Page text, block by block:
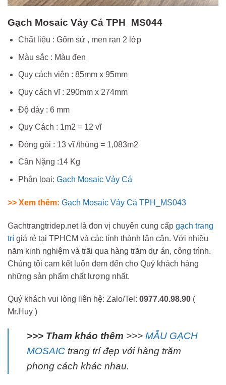
Gạch Mosaic Vảy Cá TPH_MS044
Chất liệu : Gốm sứ , men rạn 2 lớp
Màu sắc : Màu đen
Quy cách viên : 85mm x 95mm
Quy cách vĩ : 290mm x 274mm
Độ dày : 6 mm
Quy Cách : 1m2 = 12 vĩ
Đóng gói : 13 vĩ /thùng = 1,083m2
Cân Nặng :14 Kg
Phân loại: Gạch Mosaic Vảy Cá
>> Xem thêm: Gạch Mosaic Vảy Cá TPH_MS043
Gachtrangtridep.net là đon vị chuyên cung cấp gạch trang
trí giá rẻ tại TPHCM và các tỉnh thành lân cận. Với nhiều
năm kinh nghiệm và trãi qua hàng trăm dự án, công trình.
Chúng tôi cam kết luôn đem đến cho Quý khách hàng
những sản phẩm chất lượng nhất.
Quý khách vui lòng liên hệ: Zalo/Tel: 0977.40.98.90 (
Mr.Huy )
>>> Tham khảo thêm >>> MẪU GẠCH
MOSAIC trang trí đẹp với hàng trăm
phong cách khác nhau.